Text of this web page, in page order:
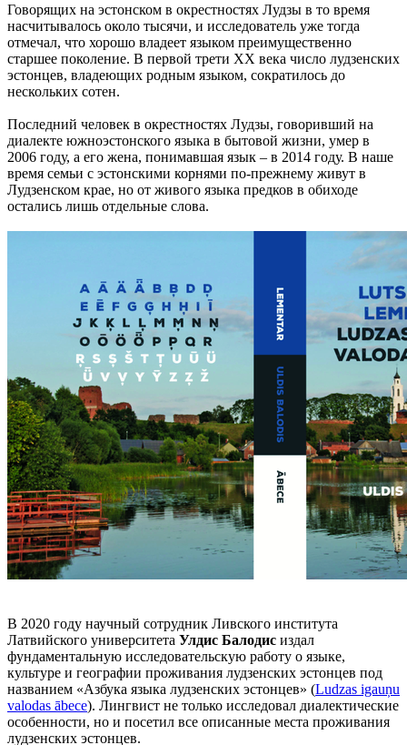
Говорящих на эстонском в окрестностях Лудзы в то время
насчитывалось около тысячи, и исследователь уже тогда
отмечал, что хорошо владеет языком преимущественно
старшее поколение. В первой трети XX века число лудзенских
эстонцев, владеющих родным языком, сократилось до
нескольких сотен.
Последний человек в окрестностях Лудзы, говоривший на
диалекте южноэстонского языка в бытовой жизни, умер в
2006 году, а его жена, понимавшая язык – в 2014 году. В наше
время семьи с эстонскими корнями по-прежнему живут в
Лудзенском крае, но от живого языка предков в обиходе
остались лишь отдельные слова.
В 2020 году научный сотрудник Ливского института
Латвийского университета Улдис Балодис издал
фундаментальную исследовательскую работу о языке,
культуре и географии проживания лудзенских эстонцев под
названием «Азбука языка лудзенских эстонцев» (Ludzas igauņu
valodas ābece). Лингвист не только исследовал диалектические
особенности, но и посетил все описанные места проживания
лудзенских эстонцев.